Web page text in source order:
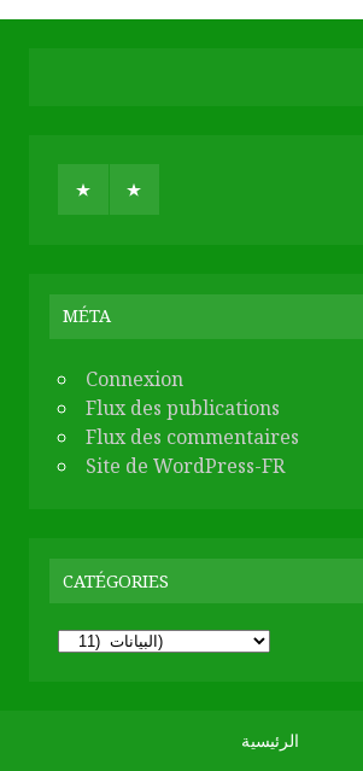
MÉTA
Connexion
Flux des publications
Flux des commentaires
Site de WordPress-FR
CATÉGORIES
Catégories
الرئيسية